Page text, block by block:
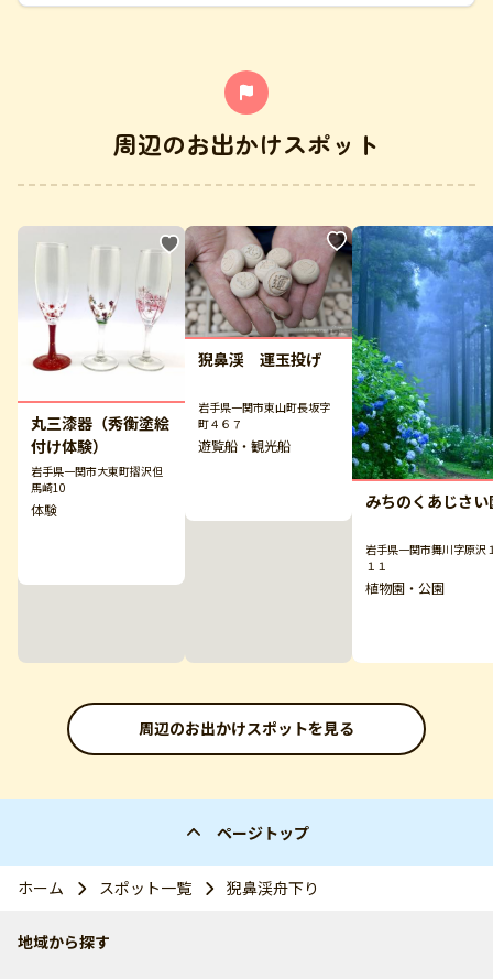
周辺のお出かけスポット
丸三漆器（秀衡塗絵
付け体験）
岩手県一関市大東町摺沢但
馬崎10
体験
猊鼻渓 運玉投げ
岩手県一関市東山町長坂字
町４６７
遊覧船・観光船
みちのくあじさい
岩手県一関市舞川字原沢
１１
植物園・公園
周辺のお出かけスポットを見る
ページトップ
ホーム スポット一覧 猊鼻渓舟下り
地域から探す